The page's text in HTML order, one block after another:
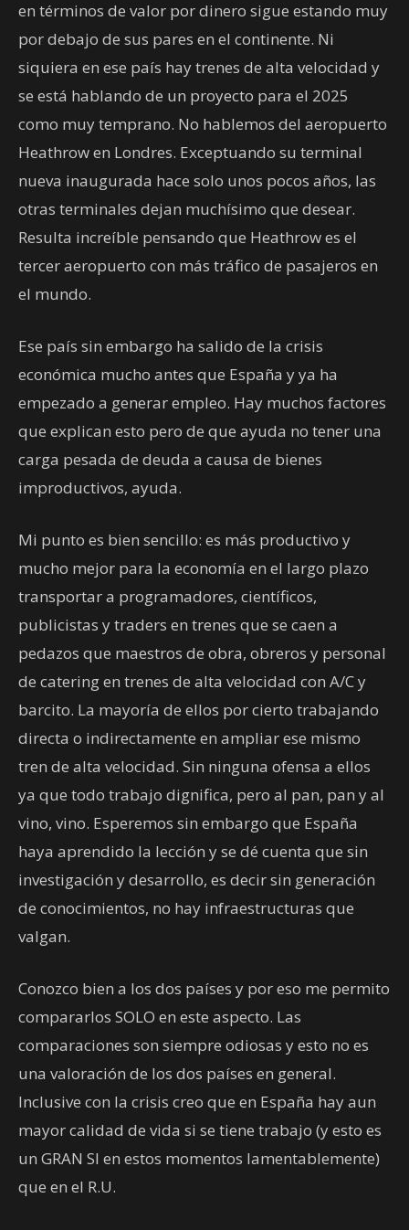
en términos de valor por dinero sigue estando muy
por debajo de sus pares en el continente. Ni
siquiera en ese país hay trenes de alta velocidad y
se está hablando de un proyecto para el 2025
como muy temprano. No hablemos del aeropuerto
Heathrow en Londres. Exceptuando su terminal
nueva inaugurada hace solo unos pocos años, las
otras terminales dejan muchísimo que desear.
Resulta increíble pensando que Heathrow es el
tercer aeropuerto con más tráfico de pasajeros en
el mundo.
Ese país sin embargo ha salido de la crisis
económica mucho antes que España y ya ha
empezado a generar empleo. Hay muchos factores
que explican esto pero de que ayuda no tener una
carga pesada de deuda a causa de bienes
improductivos, ayuda.
Mi punto es bien sencillo: es más productivo y
mucho mejor para la economía en el largo plazo
transportar a programadores, científicos,
publicistas y traders en trenes que se caen a
pedazos que maestros de obra, obreros y personal
de catering en trenes de alta velocidad con A/C y
barcito. La mayoría de ellos por cierto trabajando
directa o indirectamente en ampliar ese mismo
tren de alta velocidad. Sin ninguna ofensa a ellos
ya que todo trabajo dignifica, pero al pan, pan y al
vino, vino. Esperemos sin embargo que España
haya aprendido la lección y se dé cuenta que sin
investigación y desarrollo, es decir sin generación
de conocimientos, no hay infraestructuras que
valgan.
Conozco bien a los dos países y por eso me permito
compararlos SOLO en este aspecto. Las
comparaciones son siempre odiosas y esto no es
una valoración de los dos países en general.
Inclusive con la crisis creo que en España hay aun
mayor calidad de vida si se tiene trabajo (y esto es
un GRAN SI en estos momentos lamentablemente)
que en el R.U.